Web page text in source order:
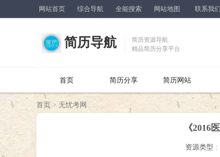
网站首页 综合导航 全能搜索 网站地图 联系我们
简历导航
简历资源导航
精品简历分享平台
首页 简历分享 简历网站
首页 > 无忧考网
《2016
资源类型 :